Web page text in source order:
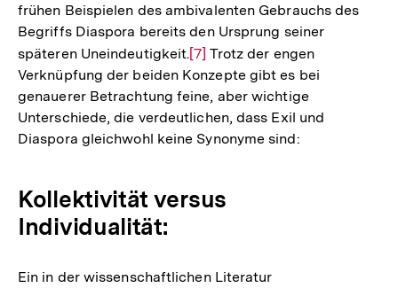
frühen Beispielen des ambivalenten Gebrauchs des
Begriffs Diaspora bereits den Ursprung seiner
späteren Uneindeutigkeit.Zur
Auflösung
der
Fußnote
[7] Trotz der engen
Verknüpfung der beiden Konzepte gibt es bei
genauerer Betrachtung feine, aber wichtige
Unterschiede, die verdeutlichen, dass Exil und
Diaspora gleichwohl keine Synonyme sind:
Kollektivität versus
Individualität:
Ein in der wissenschaftlichen Literatur